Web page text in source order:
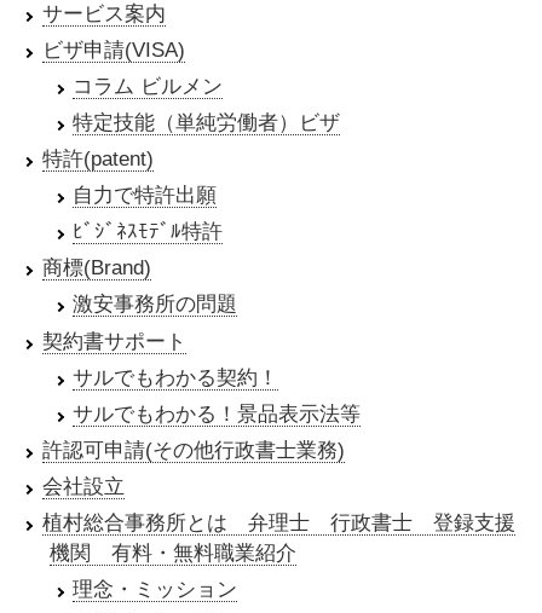
サービス案内
ビザ申請(VISA)
コラム ビルメン
特定技能（単純労働者）ビザ
特許(patent)
自力で特許出願
ﾋﾞｼﾞﾈｽﾓﾃﾞﾙ特許
商標(Brand)
激安事務所の問題
契約書サポート
サルでもわかる契約！
サルでもわかる！景品表示法等
許認可申請(その他行政書士業務)
会社設立
植村総合事務所とは 弁理士 行政書士 登録支援
機関 有料・無料職業紹介
理念・ミッション